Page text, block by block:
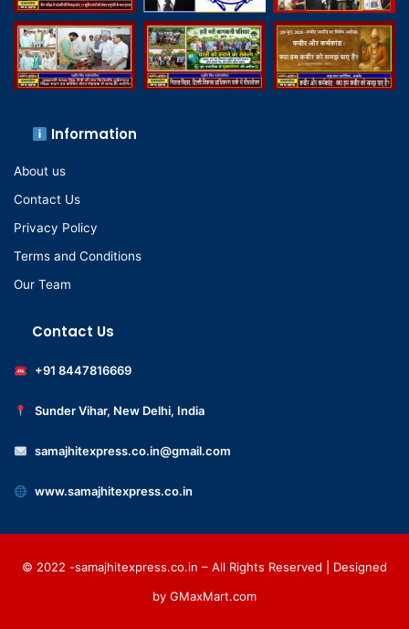
Information
About us
Contact Us
Privacy Policy
Terms and Conditions
Our Team
Contact Us
+91 8447816669
Sunder Vihar, New Delhi, India
samajhitexpress.co.in@gmail.com
www.samajhitexpress.co.in
© 2022 -samajhitexpress.co.in – All Rights Reserved | Designed
by GMaxMart.com